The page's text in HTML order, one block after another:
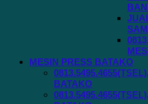
MESIN PRESS BATAKO
BATAKO